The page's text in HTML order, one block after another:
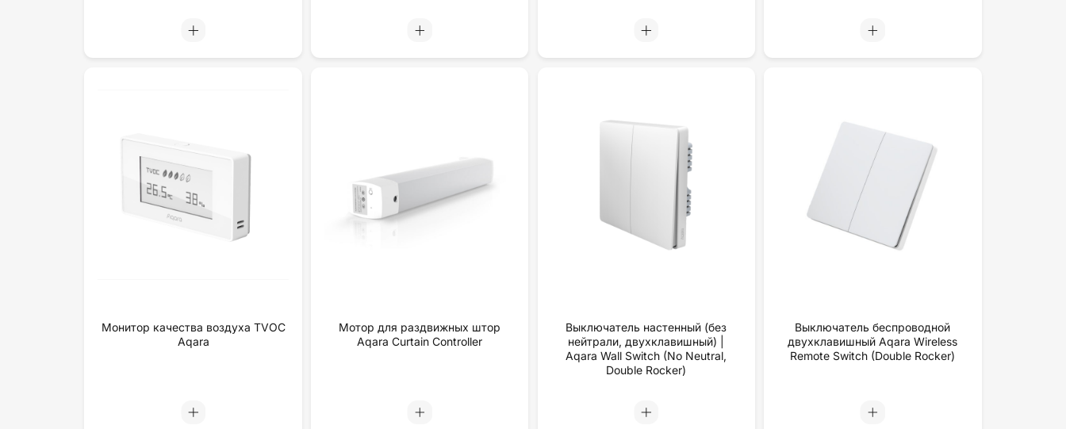
Монитор качества воздуха TVOC
Aqara
Мотор для раздвижных штор
Aqara Curtain Controller
Выключатель настенный (без
нейтрали, двухклавишный) |
Aqara Wall Switch (No Neutral,
Double Rocker)
Выключатель беспроводной
двухклавишный Aqara Wireless
Remote Switch (Double Rocker)